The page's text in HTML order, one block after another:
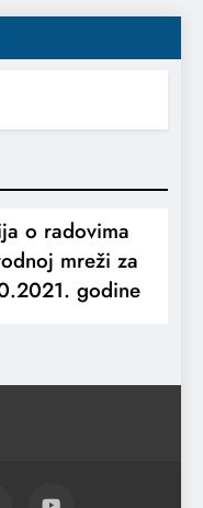
o radovima
mreži za
godine